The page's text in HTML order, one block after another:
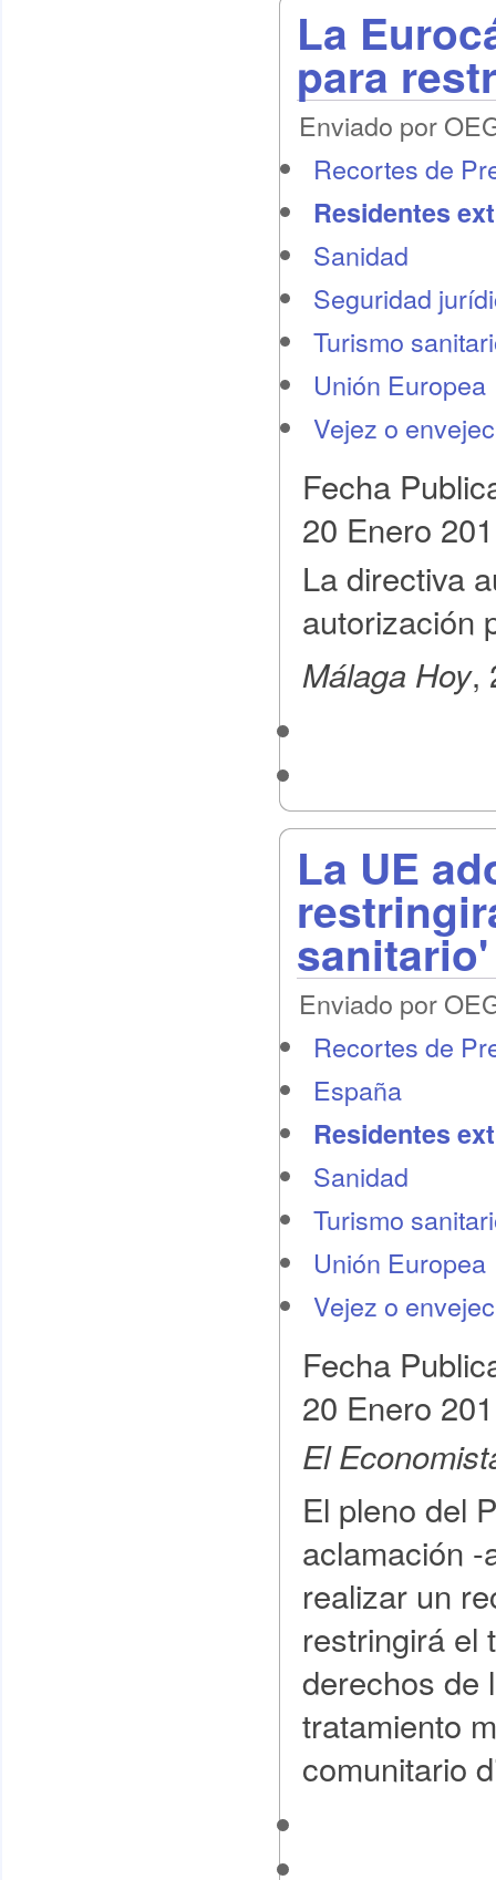
La
para
Enviado por
Recortes de
Residentes
Sanidad
Seguridad
Turismo
Unión Europea
Vejez o
Fecha
20 Enero
La directiva
autorización
Málaga Hoy,
La UE
sanitario'
Enviado por
Recortes de
España
Residentes
Sanidad
Turismo
Unión Europea
Vejez o
Fecha
20 Enero
El
El pleno del
aclamación
realizar un
restringirá el
derechos de
tratamiento
comunitario